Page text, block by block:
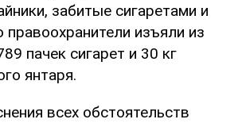
забитые сигаретами и
правоохранители изъяли из
пачек сигарет и 30 кг
янтаря.
всех обстоятельств